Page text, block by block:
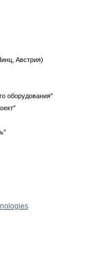
Австрия)
оборудования"